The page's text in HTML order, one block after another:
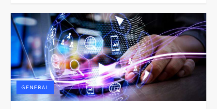
GENERAL